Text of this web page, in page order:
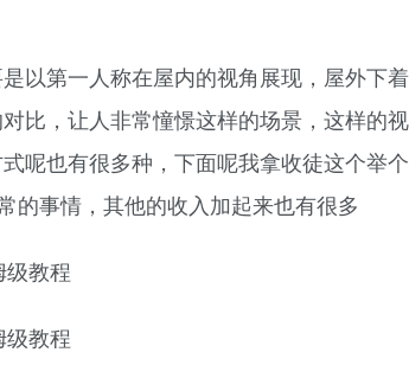
以第一人称在屋内的视角展现，屋外下
比，让人非常憧憬这样的场景，这样的
呢也有很多种，下面呢我拿收徒这个举
的事情，其他的收入加起来也有很多